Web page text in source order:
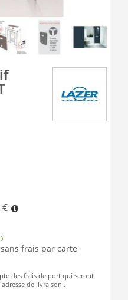
€
frais par carte
des frais de port qui seront
de livraison .